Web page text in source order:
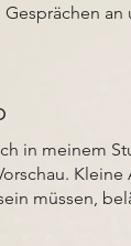
in meinem
müssen,